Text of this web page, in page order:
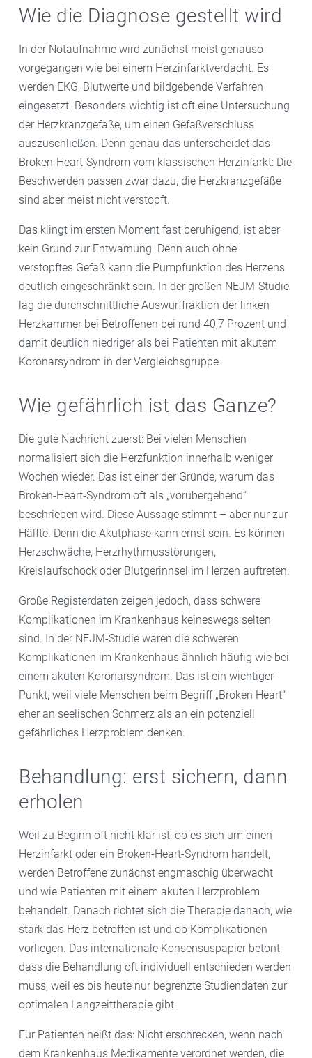
Wie die Diagnose gestellt wird
In der Notaufnahme wird zunächst meist genauso
vorgegangen wie bei einem Herzinfarktverdacht. Es
werden EKG, Blutwerte und bildgebende Verfahren
eingesetzt. Besonders wichtig ist oft eine Untersuchung
der Herzkranzgefäße, um einen Gefäßverschluss
auszuschließen. Denn genau das unterscheidet das
Broken-Heart-Syndrom vom klassischen Herzinfarkt: Die
Beschwerden passen zwar dazu, die Herzkranzgefäße
sind aber meist nicht verstopft.
Das klingt im ersten Moment fast beruhigend, ist aber
kein Grund zur Entwarnung. Denn auch ohne
verstopftes Gefäß kann die Pumpfunktion des Herzens
deutlich eingeschränkt sein. In der großen NEJM-Studie
lag die durchschnittliche Auswurffraktion der linken
Herzkammer bei Betroffenen bei rund 40,7 Prozent und
damit deutlich niedriger als bei Patienten mit akutem
Koronarsyndrom in der Vergleichsgruppe.
Wie gefährlich ist das Ganze?
Die gute Nachricht zuerst: Bei vielen Menschen
normalisiert sich die Herzfunktion innerhalb weniger
Wochen wieder. Das ist einer der Gründe, warum das
Broken-Heart-Syndrom oft als „vorübergehend“
beschrieben wird. Diese Aussage stimmt – aber nur zur
Hälfte. Denn die Akutphase kann ernst sein. Es können
Herzschwäche, Herzrhythmusstörungen,
Kreislaufschock oder Blutgerinnsel im Herzen auftreten.
Große Registerdaten zeigen jedoch, dass schwere
Komplikationen im Krankenhaus keineswegs selten
sind. In der NEJM-Studie waren die schweren
Komplikationen im Krankenhaus ähnlich häufig wie bei
einem akuten Koronarsyndrom. Das ist ein wichtiger
Punkt, weil viele Menschen beim Begriff „Broken Heart“
eher an seelischen Schmerz als an ein potenziell
gefährliches Herzproblem denken.
Behandlung: erst sichern, dann
erholen
Weil zu Beginn oft nicht klar ist, ob es sich um einen
Herzinfarkt oder ein Broken-Heart-Syndrom handelt,
werden Betroffene zunächst engmaschig überwacht
und wie Patienten mit einem akuten Herzproblem
behandelt. Danach richtet sich die Therapie danach, wie
stark das Herz betroffen ist und ob Komplikationen
vorliegen. Das internationale Konsensuspapier betont,
dass die Behandlung oft individuell entschieden werden
muss, weil es bis heute nur begrenzte Studiendaten zur
optimalen Langzeittherapie gibt.
Für Patienten heißt das: Nicht erschrecken, wenn nach
dem Krankenhaus Medikamente verordnet werden, die